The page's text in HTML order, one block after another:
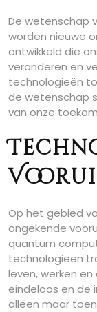
De wetenschap
worden nieuwe
ontwikkeld die
veranderen en
technologieën
de wetenschap
van onze
Op het gebied
ongekende
quantum
technologieën
leven, werken
eindeloos en de
alleen maar